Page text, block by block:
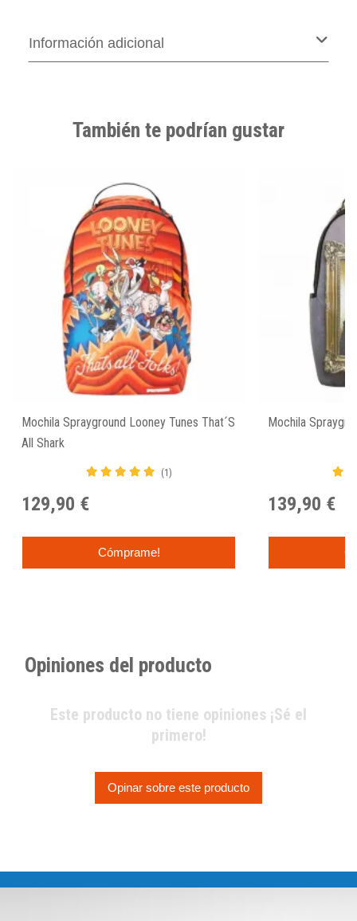
Información adicional
También te podrían gustar
Mochila Sprayground Looney Tunes That´s
All Shark
(1)
129,90 €
Cómprame!
Mochila
139,90 €
Opiniones del producto
Este producto no tiene opiniones ¡Sé el
primero!
Opinar sobre este producto